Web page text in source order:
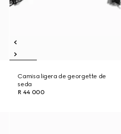
Camisa ligera de georgette de
seda
R 44 000